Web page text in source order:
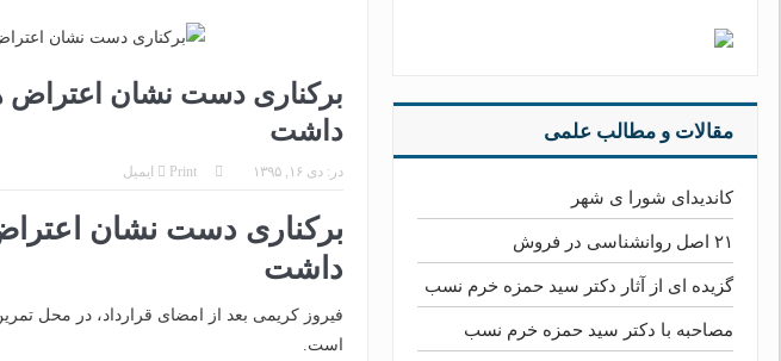
برکناری دست نشان اعتراض
داشت
در: دی ۱۶, ۱۳۹۵ Print ایمیل
برکناری دست نشان اعتراض
داشت
فیروز کریمی بعد از امضای قرارداد، در محل
است.
مقالات و مطالب علمی
کاندیدای شورا ی شهر
۲۱ اصل روانشناسی در فروش
گزیده ای از آثار دکتر سید حمزه خرم نسب
مصاحبه با دکتر سید حمزه خرم نسب